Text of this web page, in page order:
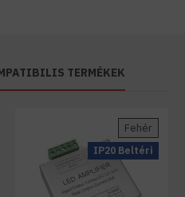
TERMÉKEK
IP20 Beltéri
Fehér